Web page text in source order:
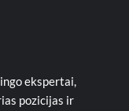
ekspertai,
pozicijas ir